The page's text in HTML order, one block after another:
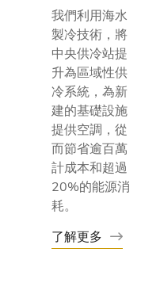
我們利用海水
製冷技術，將
中央供冷站提
升為區域性供
冷系統，為新
建的基礎設施
提供空調，從
而節省逾百萬
計成本和超過
20%的能源消
耗。
了解更多